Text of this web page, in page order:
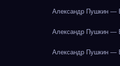
Александр Пушкин —
Александр Пушкин —
Александр Пушкин —